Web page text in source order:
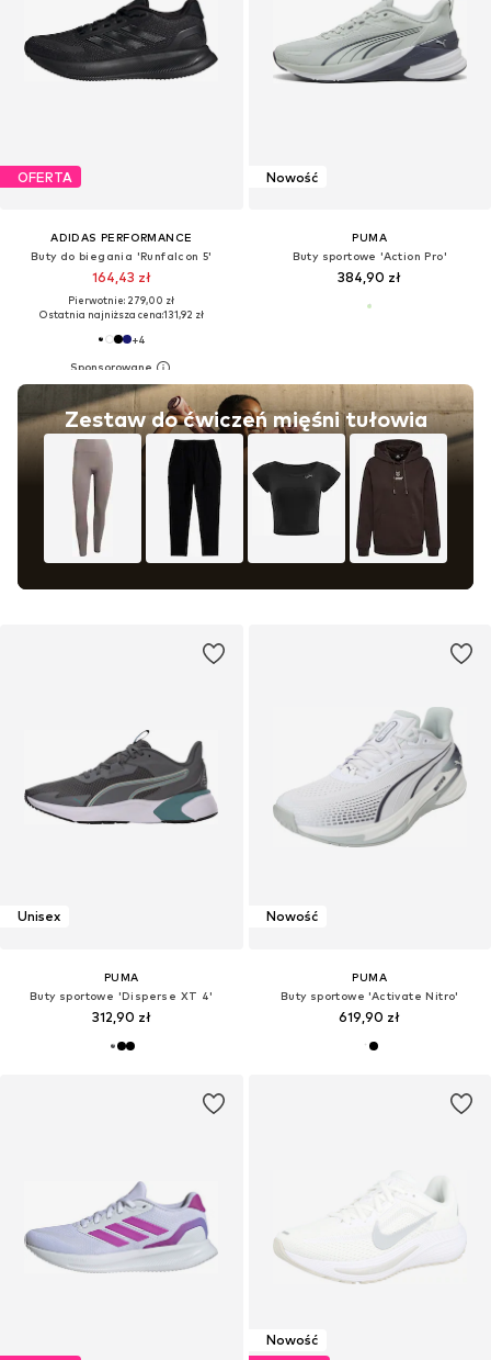
OFERTA
ADIDAS PERFORMANCE
Buty do biegania 'Runfalcon 5'
164,43 zł
Pierwotnie: 279,00 zł
Ostatnia najniższa cena:131,92 zł
+4
Zestaw do ćwiczeń mięśni tułowia
Nowość
PUMA
Buty sportowe 'Action Pro'
384,90 zł
Unisex
PUMA
Buty sportowe 'Disperse XT 4'
312,90 zł
Nowość
PUMA
Buty sportowe 'Activate Nitro'
619,90 zł
Nowość